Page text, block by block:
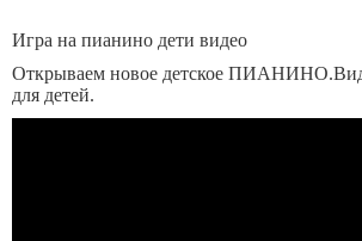
Игра на пианино дети видео
Открываем новое детское
для детей.